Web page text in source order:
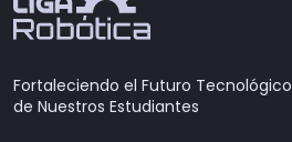
Fortaleciendo el Futuro Tecnológico
de Nuestros Estudiantes